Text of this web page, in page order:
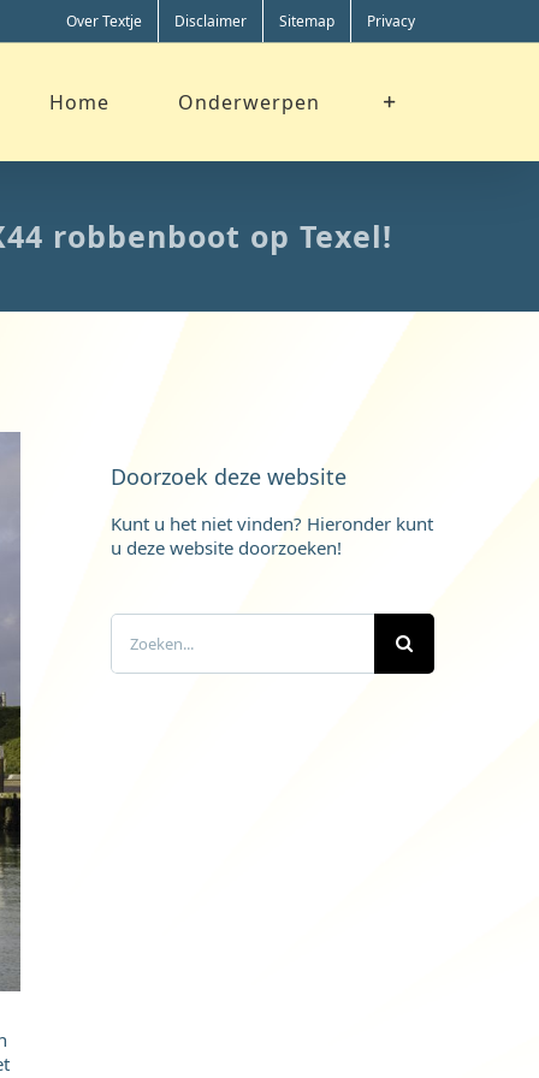
Over Textje Disclaimer Sitemap Privacy
Home Onderwerpen
robbenboot op Texel!
Doorzoek deze website
Kunt u het niet vinden? Hieronder kunt
u deze website doorzoeken!
Zoeken
naar: